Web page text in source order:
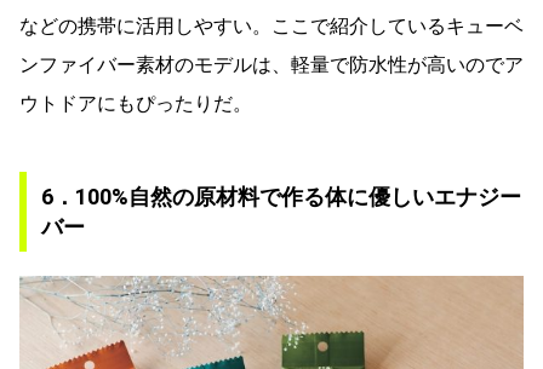
などの携帯に活用しやすい。ここで紹介しているキューベ
ンファイバー素材のモデルは、軽量で防水性が高いのでア
ウトドアにもぴったりだ。
6．100%自然の原材料で作る体に優しいエナジー
バー